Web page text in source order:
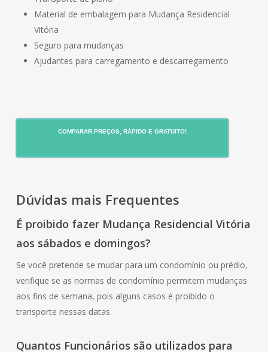
Material de embalagem para Mudança Residencial
Vitória
Seguro para mudanças
Ajudantes para carregamento e descarregamento
COMPARAR PREÇOS, RÁPIDO E GRATUITO!
Dúvidas mais Frequentes
É proibido fazer Mudança Residencial Vitória
aos sábados e domingos?
Se você pretende se mudar para um condomínio ou prédio,
verifique se as normas de condomínio permitem mudanças
aos fins de semana, pois alguns casos é proibido o
transporte nessas datas.
Quantos Funcionários são utilizados para